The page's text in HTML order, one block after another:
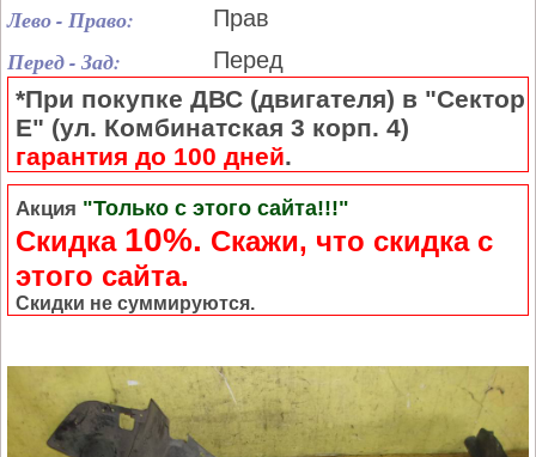
Лево - Право: Прав
Перед - Зад: Перед
*При покупке ДВС (двигателя) в "Сектор
Е" (ул. Комбинатская 3 корп. 4)
гарантия до 100 дней.
Акция "Только с этого сайта!!!"
Скидка 10%. Cкажи, что скидка с
этого сайта.
Скидки не суммируются.